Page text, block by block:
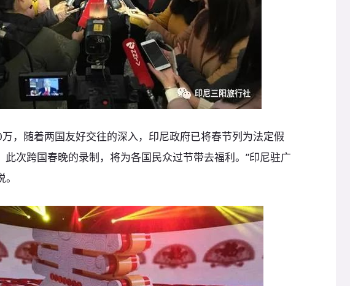
，随着两国友好交往的深入，印尼政府已将春节列为法定假
此次跨国春晚的录制，将为各国民众过节带去福利。”印尼驻广